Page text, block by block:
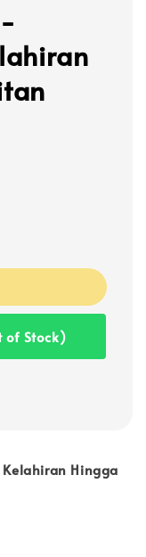
of Stock)
Hingga